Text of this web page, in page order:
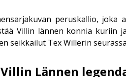
peruskallio, joka
Villin lännen konnia kuriin
seikkailut Tex Willerin
Lännen